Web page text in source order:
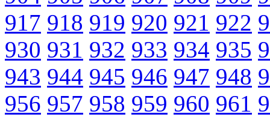
917 918 919 920 921 922
930 931 932 933 934 935
943 944 945 946 947 948
956 957 958 959 960 961